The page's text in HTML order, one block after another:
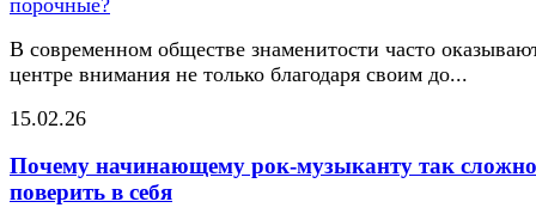
В современном обществе знаменитости часто
центре внимания не только благодаря своим до...
15.02.26
Почему начинающему рок-музыканту так сложно
поверить в себя